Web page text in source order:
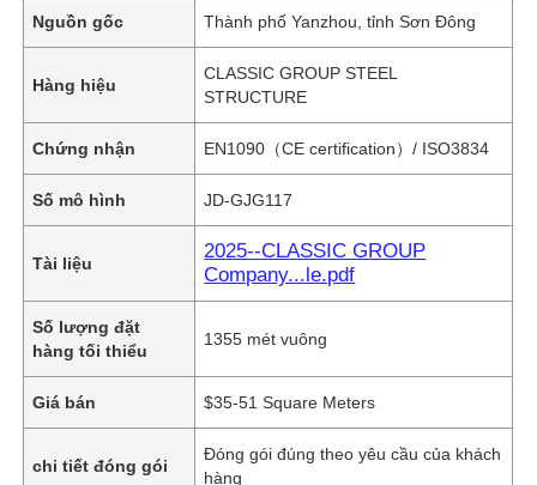
Nguồn gốc Thành phố Yanzhou, tỉnh Sơn Đông
Hàng hiệu
CLASSIC GROUP STEEL
STRUCTURE
Chứng nhận EN1090（CE certification）/ ISO3834
Số mô hình JD-GJG117
Tài liệu
2025--CLASSIC GROUP
Company...le.pdf
Số lượng đặt
hàng tối thiểu
1355 mét vuông
Giá bán $35-51 Square Meters
chi tiết đóng gói
Đóng gói đúng theo yêu cầu của khách
hàng